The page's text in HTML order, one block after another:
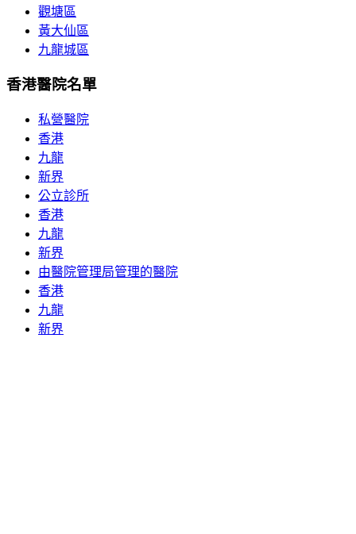
觀塘區
黃大仙區
九龍城區
香港醫院名單
私營醫院
香港
九龍
新界
公立診所
香港
九龍
新界
由醫院管理局管理的醫院
香港
九龍
新界